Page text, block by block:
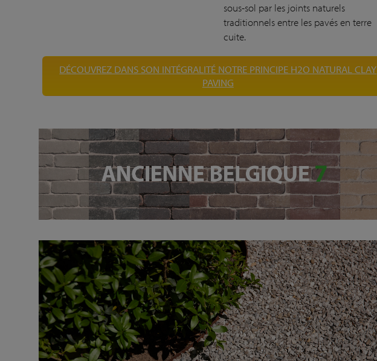
sous-sol par les joints naturels
traditionnels entre les pavés en terre
cuite.
DÉCOUVREZ DANS SON INTÉGRALITÉ NOTRE PRINCIPE H2O NATURAL CLAY
PAVING